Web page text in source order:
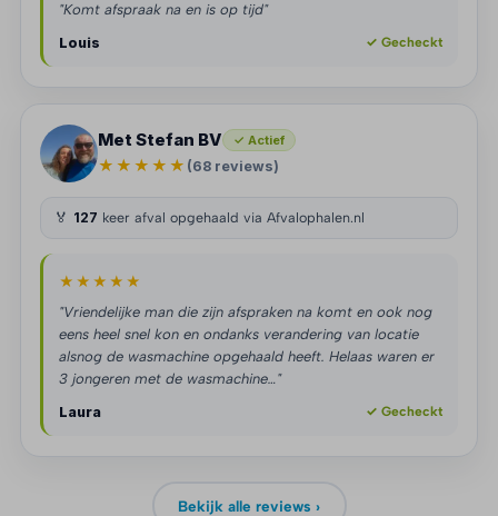
"Komt afspraak na en is op tijd"
Louis
✓ Gecheckt
Met Stefan BV ✓ Actief
★★★★★ (68 reviews)
🏅 127 keer afval opgehaald via Afvalophalen.nl
★★★★★
"Vriendelijke man die zijn afspraken na komt en ook nog
eens heel snel kon en ondanks verandering van locatie
alsnog de wasmachine opgehaald heeft. Helaas waren er
3 jongeren met de wasmachine…"
Laura
✓ Gecheckt
Bekijk alle reviews ›